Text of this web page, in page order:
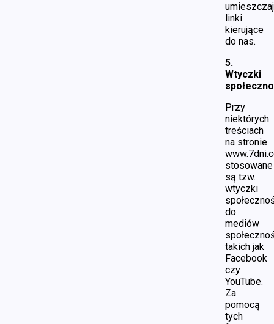
linki
kierujące
do nas.
5.
Wtyczki
Przy
niektórych
treściach
na stronie
stosowane
są tzw.
wtyczki
do
mediów
takich jak
Facebook
czy
YouTube.
Za
pomocą
tych